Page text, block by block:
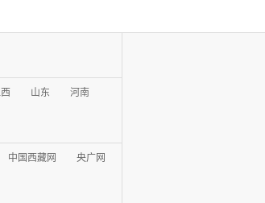
山东 河南
中国西藏网 央广网